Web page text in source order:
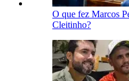
O que fez Marcos
Cleitinho?